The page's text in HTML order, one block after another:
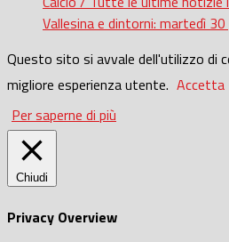
Vallesina e dintorni: martedì
Questo sito si avvale dell'utilizzo di
migliore esperienza utente. Accetta
Per saperne di più
Chiudi
Privacy Overview